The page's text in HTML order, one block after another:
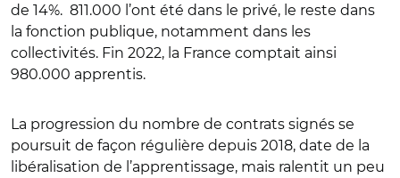
de 14%. 811.000 l’ont été dans le privé, le reste dans
la fonction publique, notamment dans les
collectivités. Fin 2022, la France comptait ainsi
980.000 apprentis.
La progression du nombre de contrats signés se
poursuit de façon régulière depuis 2018, date de la
libéralisation de l’apprentissage, mais ralentit un peu